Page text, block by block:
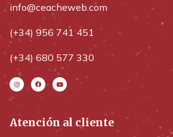
info@ceacheweb.com
(+34) 956 741 451
(+34) 680 577 330
Atención al cliente